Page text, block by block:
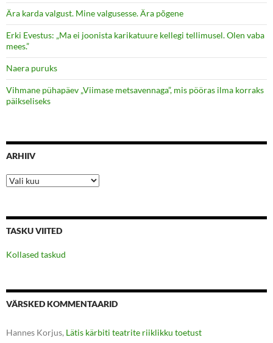
Ära karda valgust. Mine valgusesse. Ära põgene
Erki Evestus: „Ma ei joonista karikatuure kellegi tellimusel. Olen vaba
mees.”
Naera puruks
Vihmane pühapäev „Viimase metsavennaga”, mis pööras ilma korraks
päikseliseks
ARHIIV
Arhiiv
TASKU VIITED
Kollased taskud
VÄRSKED KOMMENTAARID
Hannes Korjus, Lätis kärbiti teatrite riiklikku toetust